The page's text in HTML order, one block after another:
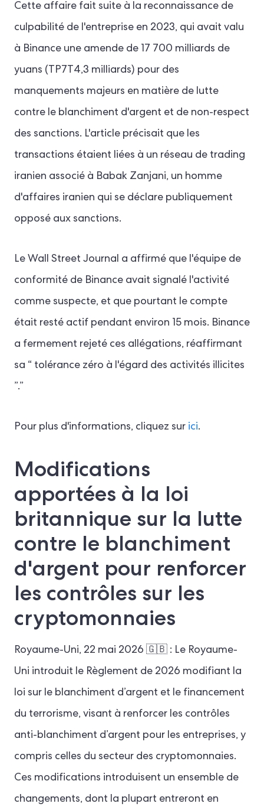
Cette affaire fait suite à la reconnaissance de
culpabilité de l'entreprise en 2023, qui avait valu
à Binance une amende de 17 700 milliards de
yuans (TP7T4,3 milliards) pour des
manquements majeurs en matière de lutte
contre le blanchiment d'argent et de non-respect
des sanctions. L'article précisait que les
transactions étaient liées à un réseau de trading
iranien associé à Babak Zanjani, un homme
d'affaires iranien qui se déclare publiquement
opposé aux sanctions.
Le Wall Street Journal a affirmé que l'équipe de
conformité de Binance avait signalé l'activité
comme suspecte, et que pourtant le compte
était resté actif pendant environ 15 mois. Binance
a fermement rejeté ces allégations, réaffirmant
sa “ tolérance zéro à l'égard des activités illicites
”.”
Pour plus d'informations, cliquez sur ici.
Modifications
apportées à la loi
britannique sur la lutte
contre le blanchiment
d'argent pour renforcer
les contrôles sur les
cryptomonnaies
Royaume-Uni, 22 mai 2026 🇬🇧 : Le Royaume-
Uni introduit le Règlement de 2026 modifiant la
loi sur le blanchiment d’argent et le financement
du terrorisme, visant à renforcer les contrôles
anti-blanchiment d’argent pour les entreprises, y
compris celles du secteur des cryptomonnaies.
Ces modifications introduisent un ensemble de
changements, dont la plupart entreront en